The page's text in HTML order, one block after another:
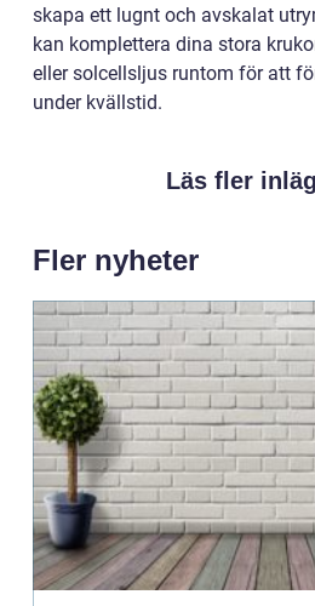
skapa ett lugnt och avskalat
kan komplettera dina stora
eller solcellsljus runtom för att
under kvällstid.
Läs fler
Fler nyheter